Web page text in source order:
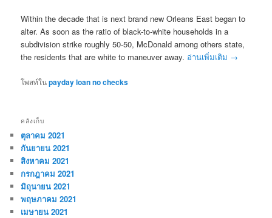
Within the decade that is next brand new Orleans East began to
alter. As soon as the ratio of black-to-white households in a
subdivision strike roughly 50-50, McDonald among others state,
the residents that are white to maneuver away. อ่านเพิ่มเติม →
โพสท์ในpayday loan no checks
คลังเก็บ
ตุลาคม 2021
กันยายน 2021
สิงหาคม 2021
กรกฎาคม 2021
มิถุนายน 2021
พฤษภาคม 2021
เมษายน 2021